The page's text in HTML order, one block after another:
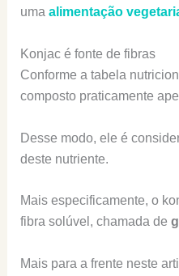
uma alimentação
Konjac é fonte de fibras
Conforme a tabela
composto praticamente
Desse modo, ele é
deste nutriente.
Mais especificamente, o
fibra solúvel, chamada de
Mais para a frente neste